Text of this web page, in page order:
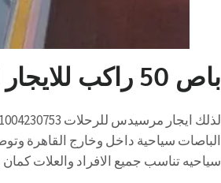
باص 50 راكب للايجار الى شرم الشيخ 01004230753
الباصات سياحية داخل وخارج القاهرة
سياحيه تناسب جميع الافراد والعلات كمان متاح